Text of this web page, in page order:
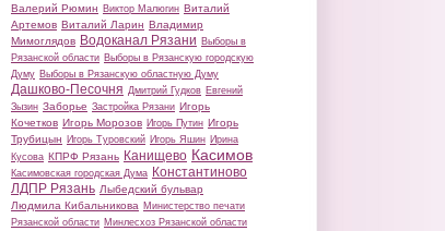
Валерий Рюмин Виктор Малюгин Виталий
Артемов Виталий Ларин Владимир
Мимоглядов Водоканал Рязани Выборы в
Рязанской области Выборы в Рязанскую городскую
Думу Выборы в Рязанскую областную Думу
Дашково-Песочня Дмитрий Гудков Евгений
Зызин Заборье Застройка Рязани Игорь
Кочетков Игорь Морозов Игорь Путин Игорь
Трубицын Игорь Туровский Игорь Яшин Ирина
Кусова КПРФ Рязань Канищево Касимов
Касимовская городская Дума Константиново
ЛДПР Рязань Лыбедский бульвар
Людмила Кибальникова Министерство печати
Рязанской области Минлесхоз Рязанской области